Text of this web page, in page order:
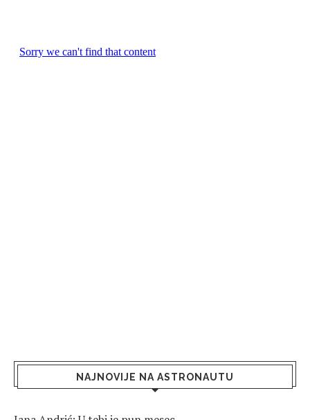
NAJNOVIJE NA ASTRONAUTU